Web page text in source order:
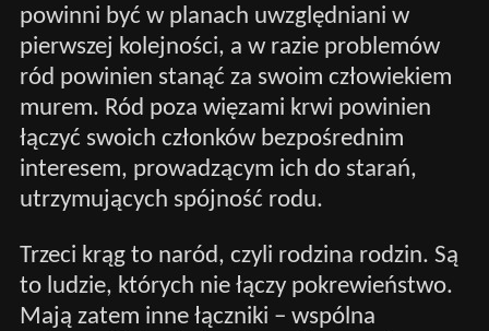
powinni być w planach uwzględniani w
pierwszej kolejności, a w razie problemów
ród powinien stanąć za swoim człowiekiem
murem. Ród poza więzami krwi powinien
łączyć swoich członków bezpośrednim
interesem, prowadzącym ich do starań,
utrzymujących spójność rodu.
Trzeci krąg to naród, czyli rodzina rodzin. Są
to ludzie, których nie łączy pokrewieństwo.
Mają zatem inne łączniki – wspólna